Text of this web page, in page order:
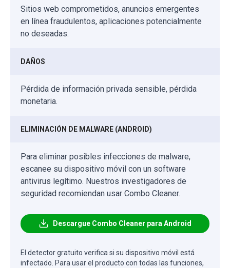
Sitios web comprometidos, anuncios emergentes
en línea fraudulentos, aplicaciones potencialmente
no deseadas.
DAÑOS
Pérdida de información privada sensible, pérdida
monetaria.
ELIMINACIÓN DE MALWARE (ANDROID)
Para eliminar posibles infecciones de malware,
escanee su dispositivo móvil con un software
antivirus legítimo. Nuestros investigadores de
seguridad recomiendan usar Combo Cleaner.
Descargue Combo Cleaner para Android
El detector gratuito verifica si su dispositivo móvil está
infectado. Para usar el producto con todas las funciones,